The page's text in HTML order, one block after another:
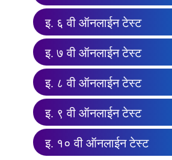
इ. ६ वी ऑनलाईन टेस्ट
इ. ७ वी ऑनलाईन टेस्ट
इ. ८ वी ऑनलाईन टेस्ट
इ. ९ वी ऑनलाईन टेस्ट
इ. १० वी ऑनलाईन टेस्ट